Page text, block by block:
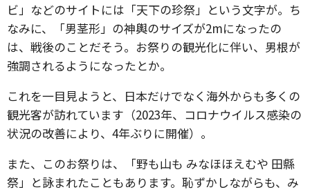
ビ」などのサイトには「天下の珍祭」という文字が。ち
なみに、「男茎形」の神輿のサイズが2mになったの
は、戦後のことだそう。お祭りの観光化に伴い、男根が
強調されるようになったとか。
これを一目見ようと、日本だけでなく海外からも多くの
観光客が訪れています（2023年、コロナウイルス感染の
状況の改善により、4年ぶりに開催）。
また、このお祭りは、「野も山も みなほほえむや 田縣
祭」と詠まれたこともあります。恥ずかしながらも、み